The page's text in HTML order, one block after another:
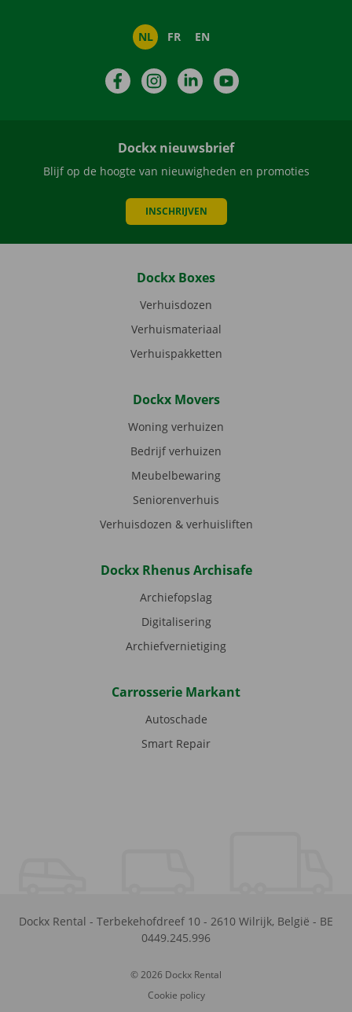
NL FR EN
FacebookInstagramLinkedIn
Dockx nieuwsbrief
Blijf op de hoogte van nieuwigheden en promoties
INSCHRIJVEN
Dockx Boxes
Verhuisdozen
Verhuismateriaal
Verhuispakketten
Dockx Movers
Woning verhuizen
Bedrijf verhuizen
Meubelbewaring
Seniorenverhuis
Verhuisdozen & verhuisliften
Dockx Rhenus Archisafe
Archiefopslag
Digitalisering
Archiefvernietiging
Carrosserie Markant
Autoschade
Smart Repair
Dockx Rental - Terbekehofdreef 10 - 2610 Wilrijk, België - BE
0449.245.996
© 2026 Dockx Rental
Cookie policy